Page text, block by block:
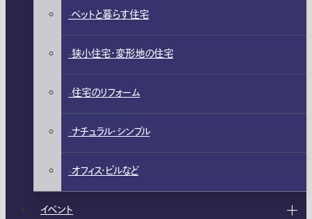
ペットと暮らす住宅
狭小住宅・変形地の住宅
住宅のリフォーム
ナチュラル・シンプル
オフィス・ビルなど
イベント